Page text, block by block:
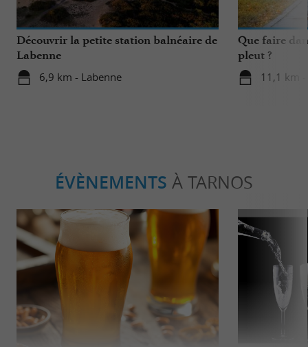
Découvrir la petite station balnéaire de
Labenne
6,9 km - Labenne
Que faire
pleut ?
11,1 km
ÉVÈNEMENTS À TARNOS